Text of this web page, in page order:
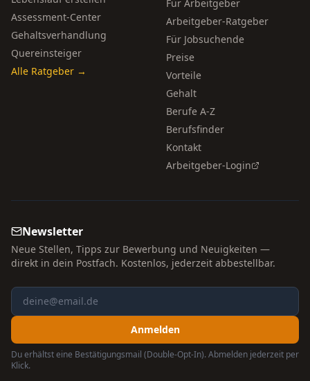
Assessment-Center
Gehaltsverhandlung
Quereinsteiger
Alle Ratgeber →
Für Arbeitgeber
Arbeitgeber-Ratgeber
Für Jobsuchende
Preise
Vorteile
Gehalt
Berufe A-Z
Berufsfinder
Kontakt
Arbeitgeber-Login
Newsletter
Neue Stellen, Tipps zur Bewerbung und Neuigkeiten —
direkt in dein Postfach. Kostenlos, jederzeit abbestellbar.
Anmelden
Du erhältst eine Bestätigungsmail (Double-Opt-In). Abmelden jederzeit per
Klick.